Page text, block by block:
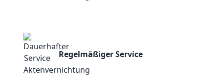
Regelmäßiger Service